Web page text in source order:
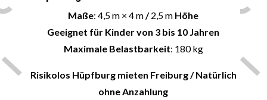
Maße: 4,5 m × 4 m/2,5 m Höhe
Geeignet für Kinder von 3 bis 10 Jahren
Maximale Belastbarkeit: 180 kg
Risikolos Hüpfburg mieten Freiburg/ Natürlich
ohne Anzahlung